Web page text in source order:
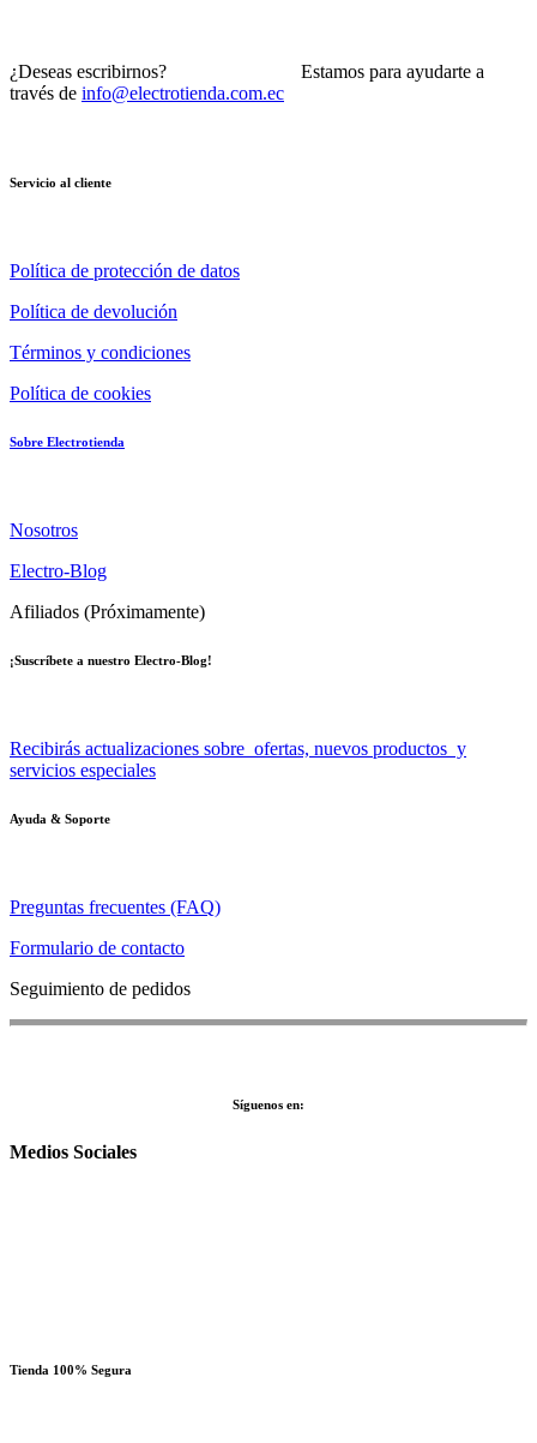
¿Deseas escribirnos? Estamos para ayudarte a
través de info@electrotienda.com.ec
Servicio al cliente
Política de protección de datos
Política de devolución
Términos y condiciones
Política de cookies
Sobre Electrotienda
Nosotros
Electro-Blog
Afiliados (Próximamente)
¡Suscríbete a nuestro Electro-Blog!
Recibirás actualizaciones sobre ofertas, nuevos productos y
servicios especiales
Ayuda & Soporte
Preguntas frecuentes (FAQ)
Formulario de contacto
Seguimiento de pedidos
Síguenos en:
Medios Sociales
Tienda 100% Segura